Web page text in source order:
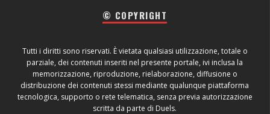
© COPYRIGHT
Tutti i diritti sono riservati. È vietata qualsiasi utilizzazione, totale o
parziale, dei contenuti inseriti nel presente portale, ivi inclusa la
memorizzazione, riproduzione, rielaborazione, diffusione o
distribuzione dei contenuti stessi mediante qualunque piattaforma
tecnologica, supporto o rete telematica, senza previa autorizzazione
scritta da parte di Duels.